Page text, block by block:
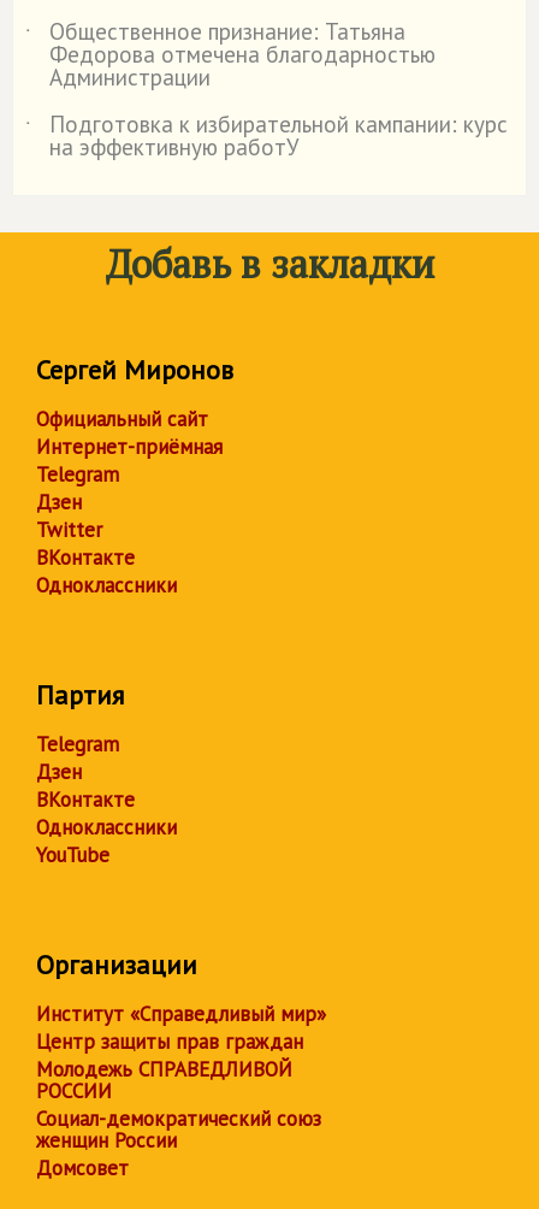
˙
Общественное признание: Татьяна
Федорова отмечена благодарностью
Администрации
˙
Подготовка к избирательной кампании: курс
на эффективную работУ
Добавь в закладки
Сергей Миронов
Официальный сайт
Интернет-приёмная
Telegram
Дзен
Twitter
ВКонтакте
Одноклассники
Партия
Telegram
Дзен
ВКонтакте
Одноклассники
YouTube
Организации
Институт «Справедливый мир»
Центр защиты прав граждан
Молодежь СПРАВЕДЛИВОЙ
РОССИИ
Социал-демократический союз
женщин России
Домсовет